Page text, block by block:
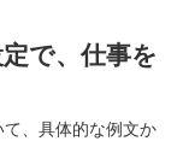
で、仕事を
、具体的な例文か